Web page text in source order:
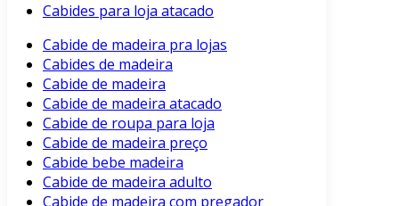
Cabides para loja atacado
Cabide de madeira pra lojas
Cabides de madeira
Cabide de madeira
Cabide de madeira atacado
Cabide de roupa para loja
Cabide de madeira preço
Cabide bebe madeira
Cabide de madeira adulto
Cabide de madeira com pregador